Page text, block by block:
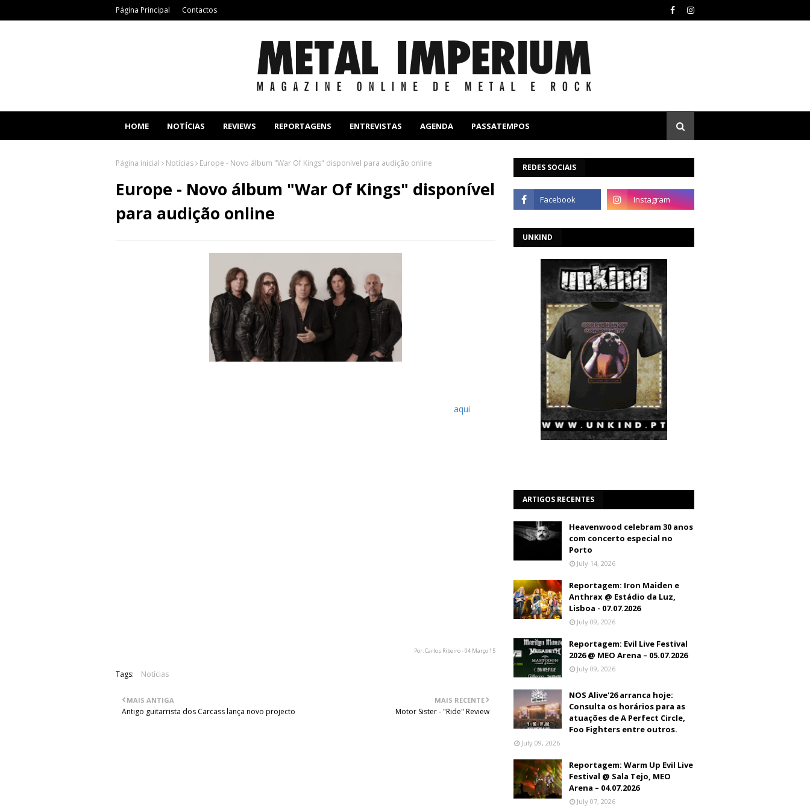
Página Principal Contactos
HOME NOTÍCIAS REVIEWS REPORTAGENS ENTREVISTAS AGENDA PASSATEMPOS
Página inicial Notícias Europe - Novo álbum "War Of Kings" disponível para audição online
Europe - Novo álbum "War Of Kings" disponível
para audição online
aqui
Por: Carlos Ribeiro - 04 Março 15
Tags: Notícias
MAIS RECENTE
Motor Sister - "Ride" Review
MAIS ANTIGA
Antigo guitarrista dos Carcass lança novo projecto
REDES SOCIAIS
UNKIND
ARTIGOS RECENTES
Heavenwood celebram 30 anos
com concerto especial no
Porto
July 14, 2026
Reportagem: Iron Maiden e
Anthrax @ Estádio da Luz,
Lisboa - 07.07.2026
July 09, 2026
Reportagem: Evil Live Festival
2026 @ MEO Arena – 05.07.2026
July 09, 2026
NOS Alive'26 arranca hoje:
Consulta os horários para as
atuações de A Perfect Circle,
Foo Fighters entre outros.
July 09, 2026
Reportagem: Warm Up Evil Live
Festival @ Sala Tejo, MEO
Arena – 04.07.2026
July 07, 2026